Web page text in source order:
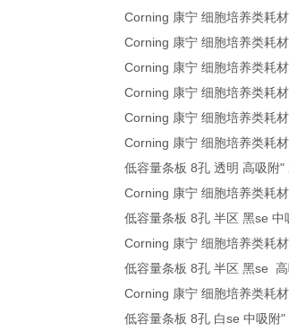
Corning 康宁 细胞培养类耗
Corning 康宁 细胞培养类耗
Corning 康宁 细胞培养类耗
Corning 康宁 细胞培养类耗
Corning 康宁 细胞培养类耗
Corning 康宁 细胞培养类耗
低容量条板 8孔 透明 高吸附
Corning 康宁 细胞培养类耗
低容量条板 8孔 半区 黑se
Corning 康宁 细胞培养类耗
低容量条板 8孔 半区 黑se
Corning 康宁 细胞培养类耗
低容量条板 8孔 白se 中吸附